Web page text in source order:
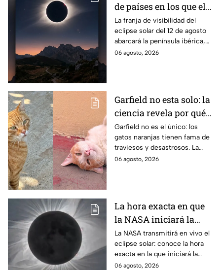
de países en los que el
12 de agosto se verá el
eclipse solar total y en
los que será parcial
La franja de visibilidad del
eclipse solar del 12 de agosto
abarcará la península ibérica,
por lo que solo podrá
06 agosto, 2026
Garfield no esta solo: la
ciencia revela por qué
los gatos naranjas
tienen tanta fama de
hacer "desastres"
Garfield no es el único: los
gatos naranjas tienen fama de
traviesos y desastrosos. La
ciencia explica qué hay detrás
06 agosto, 2026
La hora exacta en que
la NASA iniciará la
transmisión en vivo
del eclipse solar
La NASA transmitirá en vivo el
eclipse solar: conoce la hora
exacta en la que iniciará la
cobertura para no perderte de
06 agosto, 2026